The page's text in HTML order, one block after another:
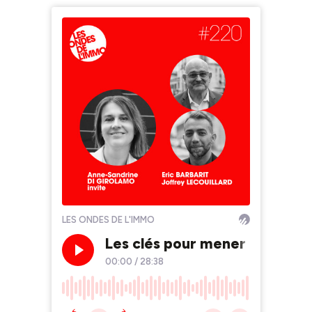
LES ONDES DE L'IMMO
Les clés pour mener à bien
00:00 / 28:38